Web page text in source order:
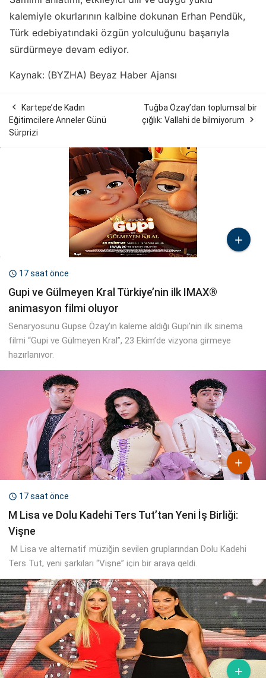
kalemiyle okurlarının kalbine dokunan Erhan Pendük,
Türk edebiyatındaki özgün yolculuğunu başarıyla
sürdürmeye devam ediyor.
Kaynak: (BYZHA) Beyaz Haber Ajansı

Kartepe’de Kadın
Eğitimcilere Anneler Günü
Sürprizi
Tuğba Özay’dan toplumsal bir
çığlık: Vallahi de bilmiyorum


 17 saat önce
Gupi ve Gülmeyen Kral Türkiye’nin ilk IMAX®
animasyon filmi oluyor
Senaryosunu Gupse Özay’ın kaleme aldığı Gupi’nin ilk sinema
filmi “Gupi ve Gülmeyen Kral”, 23 Ekim’de vizyona girmeye
hazırlanıyor.

 17 saat önce
M Lisa ve Dolu Kadehi Ters Tut’tan Yeni İş Birliği:
Vişne
M Lisa ve alternatif müziğin sevilen gruplarından Dolu Kadehi
Ters Tut, yeni şarkıları “Vişne” için bir araya geldi.
